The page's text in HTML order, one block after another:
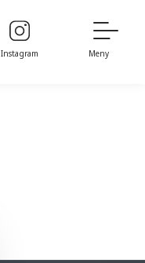
Instagram Meny